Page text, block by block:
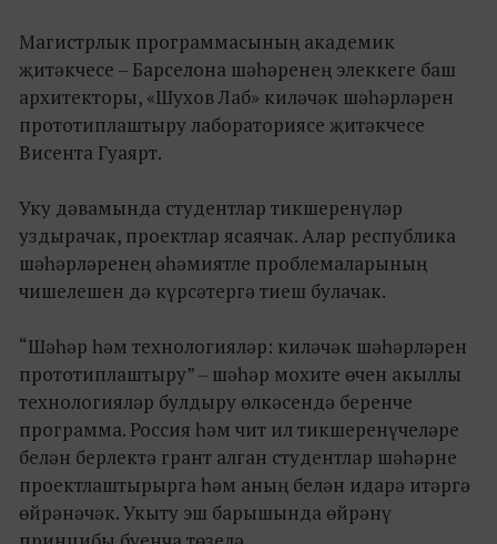
Магистрлык программасының академик
җитәкчесе – Барселона шәһәренең элеккеге баш
архитекторы, «Шухов Лаб» киләчәк шәһәрләрен
прототиплаштыру лабораториясе җитәкчесе
Висента Гуаярт.
Уку дәвамында студентлар тикшеренүләр
уздырачак, проектлар ясаячак. Алар республика
шәһәрләренең әһәмиятле проблемаларының
чишелешен дә күрсәтергә тиеш булачак.
“Шәһәр һәм технологияләр: киләчәк шәһәрләрен
прототиплаштыру” – шәһәр мохите өчен акыллы
технологияләр булдыру өлкәсендә беренче
программа. Россия һәм чит ил тикшеренүчеләре
белән берлектә грант алган студентлар шәһәрне
проектлаштырырга һәм аның белән идарә итәргә
өйрәнәчәк. Укыту эш барышында өйрәнү